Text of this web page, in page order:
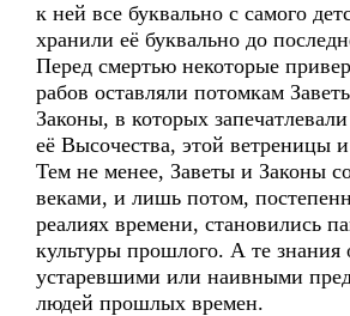
к ней все буквально с самого
хранили её буквально до
Перед смертью некоторые
рабов оставляли потомкам
Законы, в которых
её Высочества, этой
Тем не менее, Заветы и Законы
веками, и лишь потом,
реалиях времени, становились
культуры прошлого. А те знания
устаревшими или наивными
людей прошлых времен.